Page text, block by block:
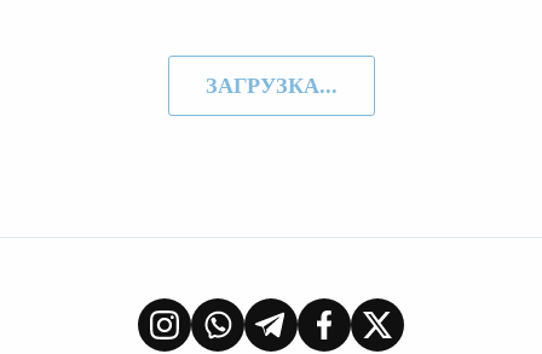
ЗАГРУЗКА...